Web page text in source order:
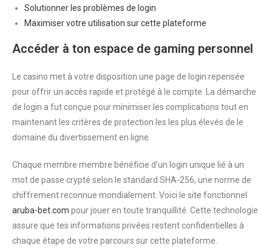
Solutionner les problèmes de login
Maximiser votre utilisation sur cette plateforme
Accéder à ton espace de gaming personnel
Le casino met à votre disposition une page de login repensée
pour offrir un accès rapide et protégé à le compte. La démarche
de login a fut conçue pour minimiser les complications tout en
maintenant les critères de protection les les plus élevés de le
domaine du divertissement en ligne.
Chaque membre membre bénéficie d’un login unique lié à un
mot de passe crypté selon le standard SHA-256, une norme de
chiffrement reconnue mondialement. Voici le site fonctionnel
aruba-bet.com pour jouer en toute tranquillité. Cette technologie
assure que tes informations privées restent confidentielles à
chaque étape de votre parcours sur cette plateforme.